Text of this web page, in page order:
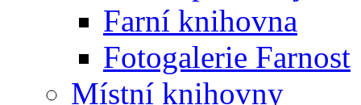
Farní knihovna
Fotogalerie Farnost
Místní knihovny